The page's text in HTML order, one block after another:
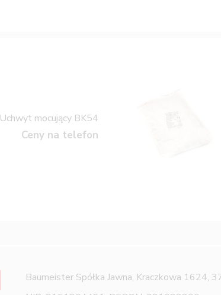
Uchwyt mocujący BK54
Ceny na telefon
Baumeister Spółka Jawna, Kraczkowa 1624,